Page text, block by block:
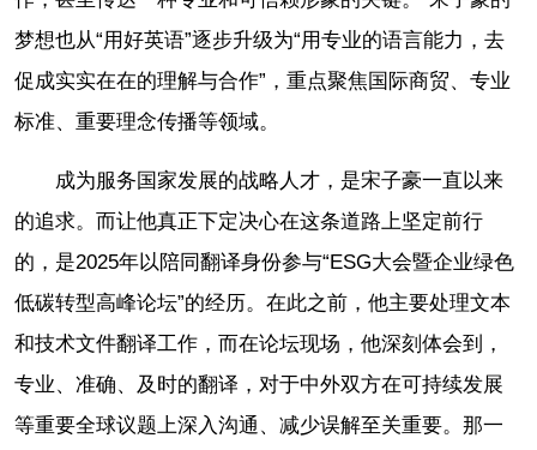
梦想也从“用好英语”逐步升级为“用专业的语言能力，去
促成实实在在的理解与合作”，重点聚焦国际商贸、专业
标准、重要理念传播等领域。
成为服务国家发展的战略人才，是宋子豪一直以来
的追求。而让他真正下定决心在这条道路上坚定前行
的，是2025年以陪同翻译身份参与“ESG大会暨企业绿色
低碳转型高峰论坛”的经历。在此之前，他主要处理文本
和技术文件翻译工作，而在论坛现场，他深刻体会到，
专业、准确、及时的翻译，对于中外双方在可持续发展
等重要全球议题上深入沟通、减少误解至关重要。那一